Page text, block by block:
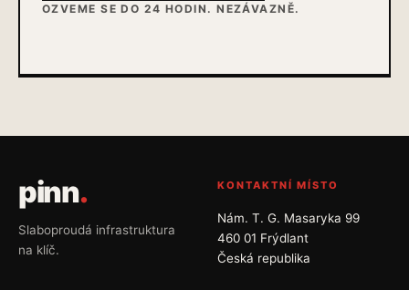
OZVEME SE DO 24 HODIN. NEZÁVAZNĚ.
pinn.
Slaboproudá infrastruktura
na klíč.
KONTAKTNÍ MÍSTO
Nám. T. G. Masaryka 99
460 01 Frýdlant
Česká republika